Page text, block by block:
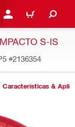
INICIE SESIÓN O
CARRITO
S-IS
#2136354
Características &